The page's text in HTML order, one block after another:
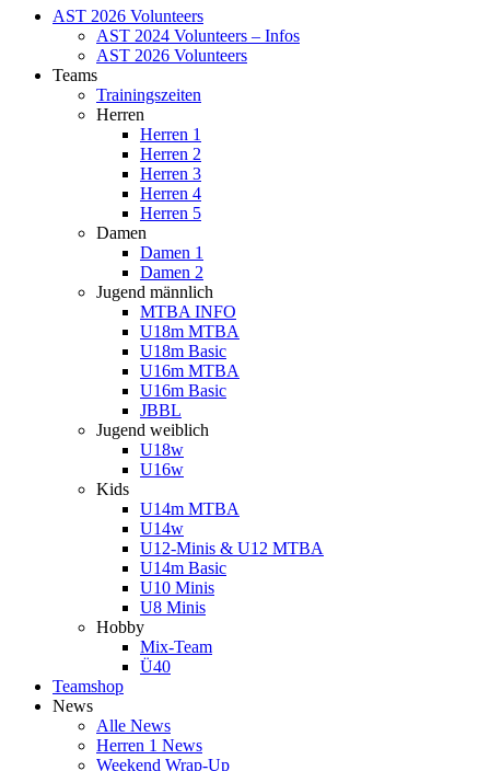
AST 2026 Volunteers
AST 2024 Volunteers – Infos
AST 2026 Volunteers
Teams
Trainingszeiten
Herren
Herren 1
Herren 2
Herren 3
Herren 4
Herren 5
Damen
Damen 1
Damen 2
Jugend männlich
MTBA INFO
U18m MTBA
U18m Basic
U16m MTBA
U16m Basic
JBBL
Jugend weiblich
U18w
U16w
Kids
U14m MTBA
U14w
U12-Minis & U12 MTBA
U14m Basic
U10 Minis
U8 Minis
Hobby
Mix-Team
Ü40
Teamshop
News
Alle News
Herren 1 News
Weekend Wrap-Up